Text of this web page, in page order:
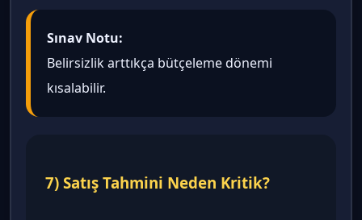
Sınav Notu:
Belirsizlik arttıkça bütçeleme dönemi
kısalabilir.
7) Satış Tahmini Neden Kritik?